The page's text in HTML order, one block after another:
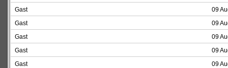
Gast
09
Gast
09
Gast
09
Gast
09
Gast
09